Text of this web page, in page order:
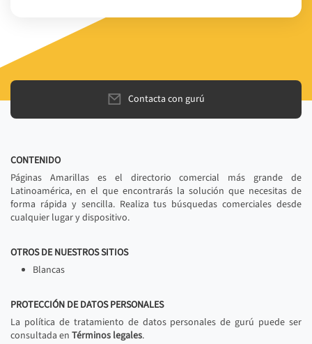
Contacta con gurú
CONTENIDO
Páginas Amarillas es el directorio comercial más grande de
Latinoamérica, en el que encontrarás la solución que necesitas de
forma rápida y sencilla. Realiza tus búsquedas comerciales desde
cualquier lugar y dispositivo.
OTROS DE NUESTROS SITIOS
Blancas
PROTECCIÓN DE DATOS PERSONALES
La política de tratamiento de datos personales de gurú puede ser
consultada en Términos legales.